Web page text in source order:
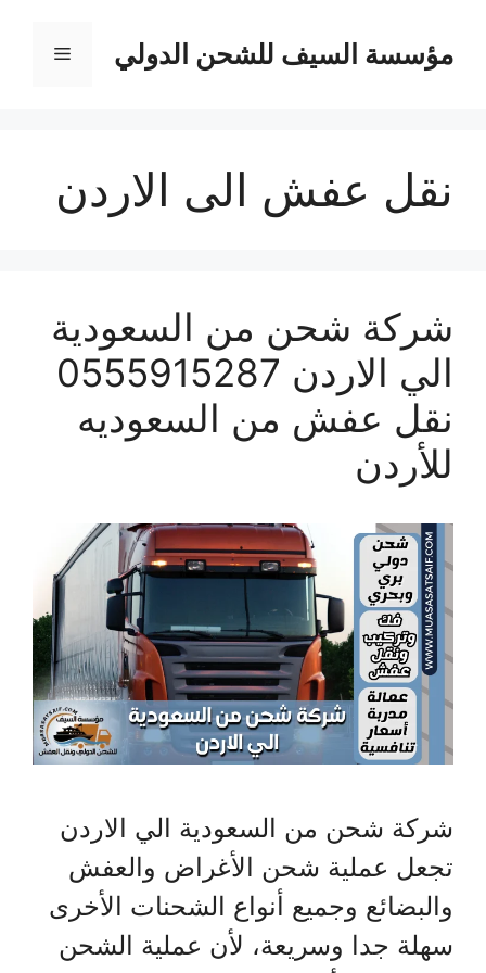
المحتوىمؤسسة السيف للشحن الدولي القائمة
نقل عفش الى الاردن
شركة شحن من السعودية
الي الاردن 0555915287
نقل عفش من السعوديه
للأردن
شركة شحن من السعودية الي الاردن
تجعل عملية شحن الأغراض والعفش
والبضائع وجميع أنواع الشحنات الأخرى
سهلة جدا وسريعة، لأن عملية الشحن